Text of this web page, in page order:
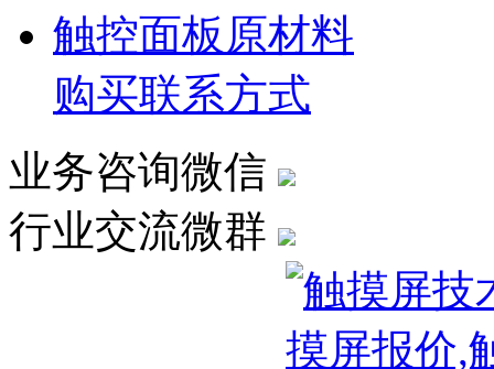
触控面板原材料
购买联系方式
业务咨询微信
行业交流微群